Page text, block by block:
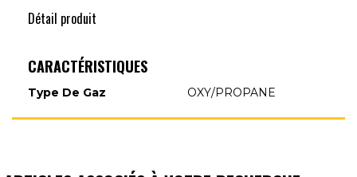
Détail produit
CARACTÉRISTIQUES
Type De Gaz OXY/PROPANE